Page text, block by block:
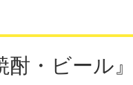
・ビール』